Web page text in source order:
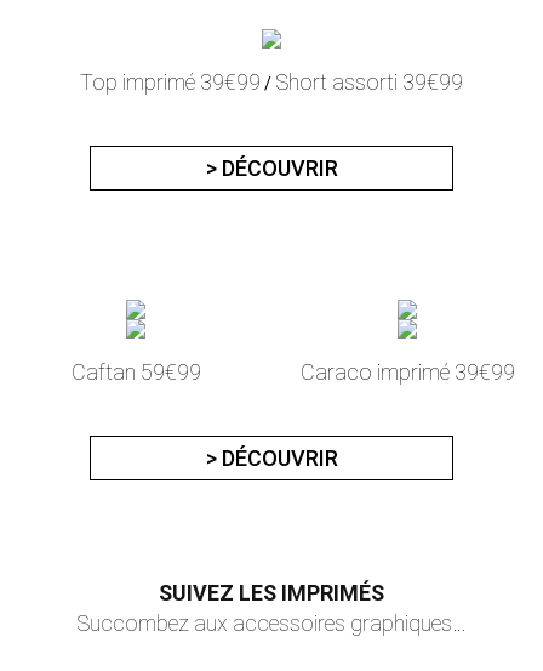
Top imprimé 39€99 / Short assorti 39€99
> DÉCOUVRIR
Caftan 59€99 Caraco imprimé 39€99
> DÉCOUVRIR
SUIVEZ LES IMPRIMÉS
Succombez aux accessoires graphiques…